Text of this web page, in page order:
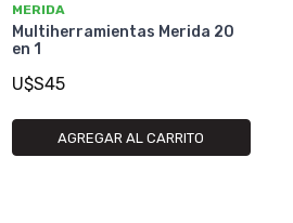
MERIDA
Multiherramientas Merida 20
en 1
U$S45
AGREGAR AL CARRITO